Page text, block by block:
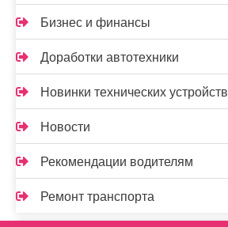
Бизнес и финансы
Доработки автотехники
Новинки технических устройств
Новости
Рекомендации водителям
Ремонт транспорта